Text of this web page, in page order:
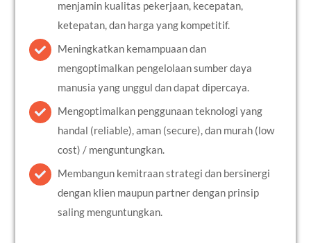
menjamin kualitas pekerjaan, kecepatan,
ketepatan, dan harga yang kompetitif.
Meningkatkan kemampuaan dan
mengoptimalkan pengelolaan sumber daya
manusia yang unggul dan dapat dipercaya.
Mengoptimalkan penggunaan teknologi yang
handal (reliable), aman (secure), dan murah (low
cost) / menguntungkan.
Membangun kemitraan strategi dan bersinergi
dengan klien maupun partner dengan prinsip
saling menguntungkan.